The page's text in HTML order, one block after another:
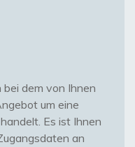
dem von Ihnen
handelt. Es ist Ihnen
an